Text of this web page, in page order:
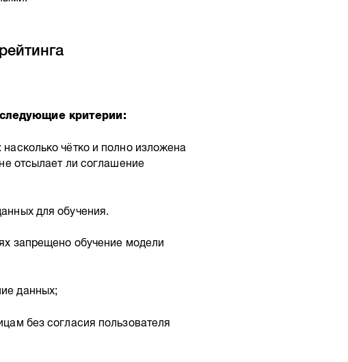
критерии:
чётко и полно изложена
отсылает ли соглашение
для обучения.
запрещено обучение модели
данных;
без согласия пользователя